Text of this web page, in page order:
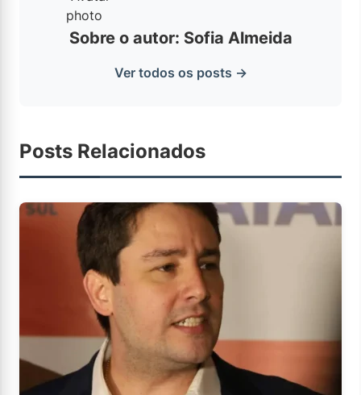
Sobre o autor: Sofia Almeida
Ver todos os posts →
Posts Relacionados